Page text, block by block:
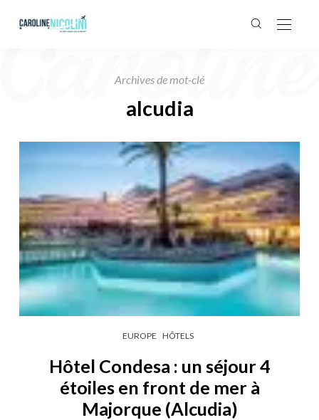
Archives de mot-clé
alcudia
EUROPE HÔTELS
Hôtel Condesa : un séjour 4
étoiles en front de mer à
Majorque (Alcudia)